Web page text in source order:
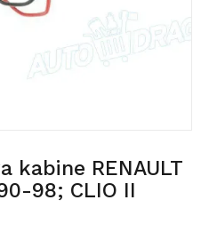
kabine RENAULT
98; CLIO II
(KC/FC),